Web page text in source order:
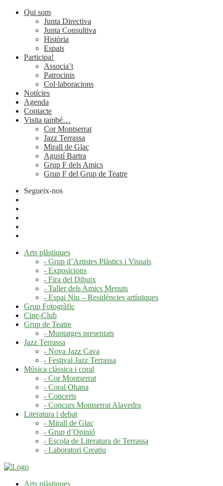
Qui som
Junta Directiva
Junta Consultiva
Història
Espais
Participa!
Associa’t
Patrocinis
Col·laboracions
Notícies
Agenda
Contacte
Visita també…
Cor Montserrat
Jazz Terrassa
Mirall de Glaç
Agustí Bartra
Grup F dels Amics
Grup F del Grup de Teatre
Segueix-nos
Arts plàstiques
- Grup d’Artistes Plàstics i Visuals
- Exposicions
- Fira del Dibuix
- Taller dels Amics Menuts
- Espai Niu – Residències artístiques
Grup Fotogràfic
Cine-Club
Grup de Teatre
- Muntatges presentats
Jazz Terrassa
- Nova Jazz Cava
- Festival Jazz Terrassa
Música clàssica i coral
- Cor Montserrat
- Coral Ohana
- Concerts
- Concurs Montserrat Alavedra
Literatura i debat
- Mirall de Glaç
- Grup d’Opinió
- Escola de Literatura de Terrassa
- Laboratori Creatiu
Arts plàstiques